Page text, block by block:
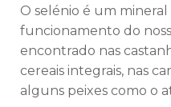
O selénio é um
funcionamento do
encontrado nas
cereais integrais, nas
alguns peixes como o